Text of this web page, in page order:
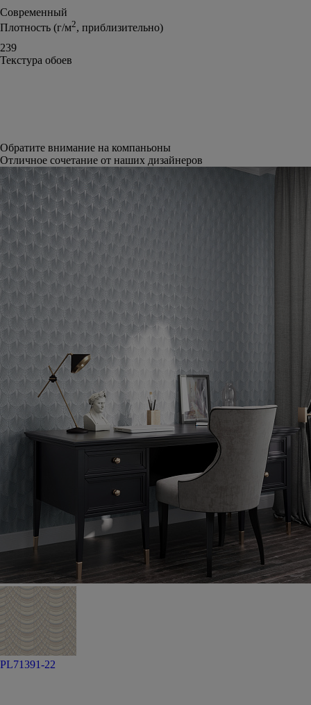
Современный
Плотность (г/м2, приблизительно)
239
Текстура обоев
Обратите внимание на компаньоны
Отличное сочетание от наших дизайнеров
PL71391-22